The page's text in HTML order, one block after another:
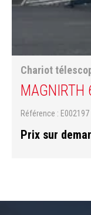
Chariot
MAGNI RTH
Référence E002197
Prix sur